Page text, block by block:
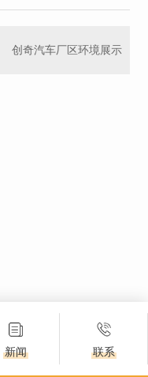
创奇汽车厂区环境展示
新闻 联系